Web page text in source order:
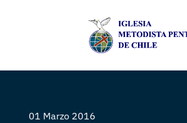
01 Marzo 2016